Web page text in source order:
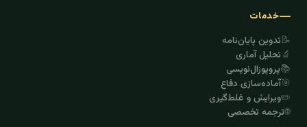
خدمات
📝تدوین پایان‌نامه
🔬تحلیل آماری
📚پروپوزال‌نویسی
🎯آماده‌سازی دفاع
✏️ویرایش و غلط‌گیری
🌐ترجمه تخصصی